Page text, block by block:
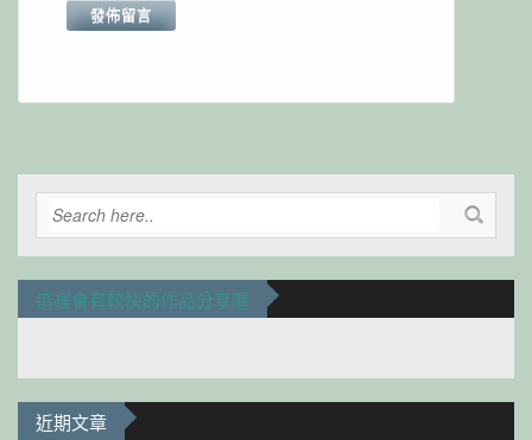
這裡會有較快的作品分享喔
近期文章